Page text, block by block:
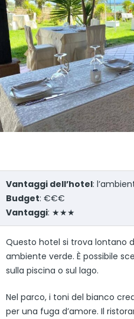
Vantaggi dell’hotel:
Budget: €€€
Vantaggi: ★★★
Questo hotel si trova lontano
ambiente verde. È possibile
sulla piscina o sul lago.
Nel parco, i toni del bianco
per una fuga d’amore. Il